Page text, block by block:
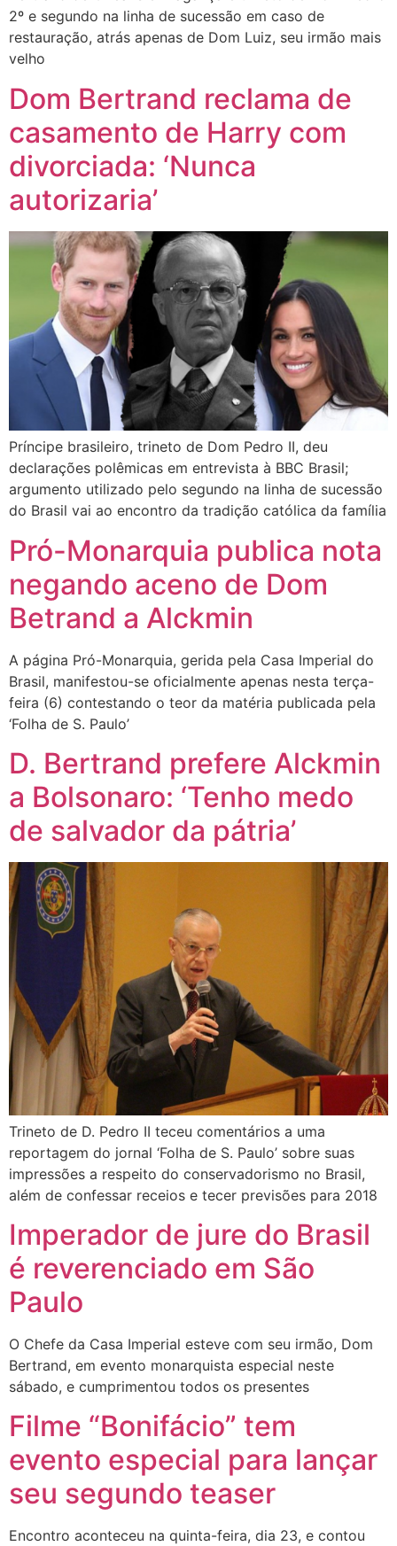
2º e segundo na linha de sucessão em caso de
restauração, atrás apenas de Dom Luiz, seu irmão mais
velho
Dom Bertrand reclama de
casamento de Harry com
divorciada: ‘Nunca
autorizaria’
Príncipe brasileiro, trineto de Dom Pedro II, deu
declarações polêmicas em entrevista à BBC Brasil;
argumento utilizado pelo segundo na linha de sucessão
do Brasil vai ao encontro da tradição católica da família
Pró-Monarquia publica nota
negando aceno de Dom
Betrand a Alckmin
A página Pró-Monarquia, gerida pela Casa Imperial do
Brasil, manifestou-se oficialmente apenas nesta terça-
feira (6) contestando o teor da matéria publicada pela
‘Folha de S. Paulo’
D. Bertrand prefere Alckmin
a Bolsonaro: ‘Tenho medo
de salvador da pátria’
Trineto de D. Pedro II teceu comentários a uma
reportagem do jornal ‘Folha de S. Paulo’ sobre suas
impressões a respeito do conservadorismo no Brasil,
além de confessar receios e tecer previsões para 2018
Imperador de jure do Brasil
é reverenciado em São
Paulo
O Chefe da Casa Imperial esteve com seu irmão, Dom
Bertrand, em evento monarquista especial neste
sábado, e cumprimentou todos os presentes
Filme “Bonifácio” tem
evento especial para lançar
seu segundo teaser
Encontro aconteceu na quinta-feira, dia 23, e contou